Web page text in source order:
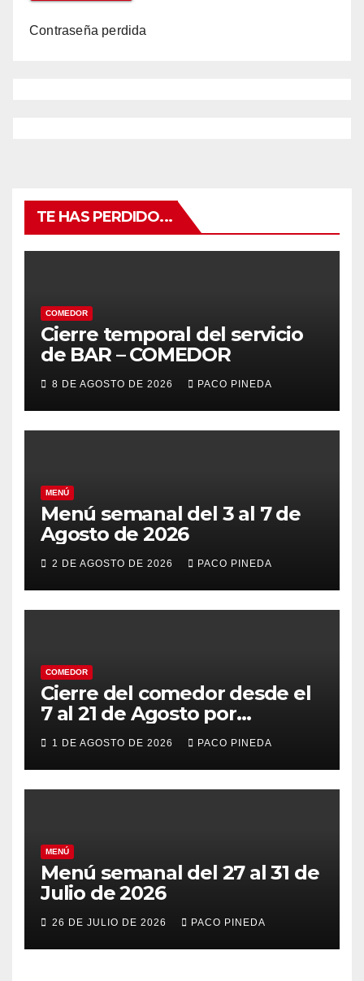
Contraseña perdida
TE HAS PERDIDO...
COMEDOR
Cierre temporal del servicio
de BAR – COMEDOR
8 DE AGOSTO DE 2026 PACO PINEDA
MENÚ
Menú semanal del 3 al 7 de
Agosto de 2026
2 DE AGOSTO DE 2026 PACO PINEDA
COMEDOR
Cierre del comedor desde el
7 al 21 de Agosto por
vacaciones
1 DE AGOSTO DE 2026 PACO PINEDA
MENÚ
Menú semanal del 27 al 31 de
Julio de 2026
26 DE JULIO DE 2026 PACO PINEDA